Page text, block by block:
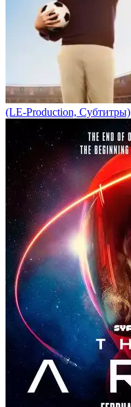
(LE-Production, Субтитры)